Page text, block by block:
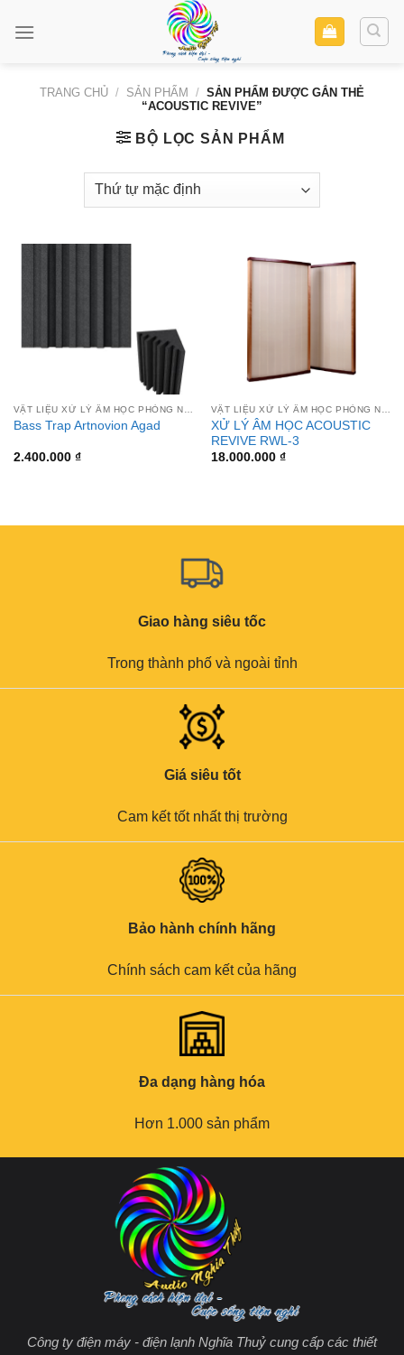
TRANG CHỦ / SẢN PHẨM / SẢN PHẨM ĐƯỢC GẮN THẺ
“ACOUSTIC REVIVE”
BỘ LỌC SẢN PHẨM
Bass Trap Artnovion Agad
2.400.000 ₫
XỬ LÝ ÂM HỌC ACOUSTIC
REVIVE RWL-3
18.000.000 ₫
Giao hàng siêu tốc
Trong thành phố và ngoài tỉnh
Giá siêu tốt
Cam kết tốt nhất thị trường
Bảo hành chính hãng
Chính sách cam kết của hãng
Đa dạng hàng hóa
Hơn 1.000 sản phẩm
Công ty điện máy - điện lạnh Nghĩa Thuỷ cung cấp các thiết